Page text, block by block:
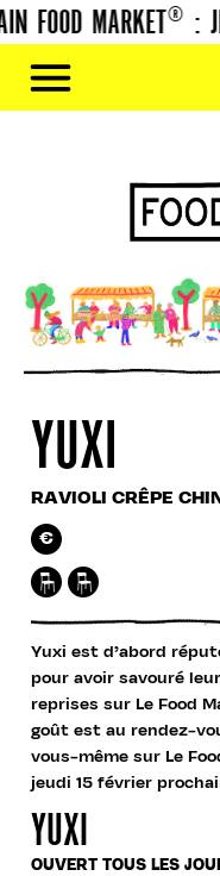
FOOD MARKET® :
YUXI
RAVIOLI CRÊPE
€
Yuxi est d’abord
pour avoir savouré
reprises sur Le Food
goût est au rendez-
vous-même sur Le
jeudi 15 février
YUXI
OUVERT TOUS LES